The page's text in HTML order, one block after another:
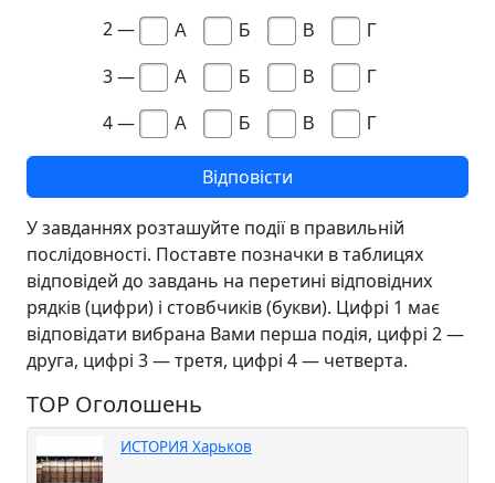
2 — А Б В Г
3 — А Б В Г
4 — А Б В Г
У завданнях розташуйте події в правильній
послідовності. Поставте позначки в таблицях
відповідей до завдань на перетині відповідних
рядків (цифри) і стовбчиків (букви). Цифрі 1 має
відповідати вибрана Вами перша подія, цифрі 2 —
друга, цифрі 3 — третя, цифрі 4 — четверта.
TOP Оголошень
ИСТОРИЯ Харьков